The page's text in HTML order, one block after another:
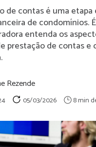
de contas é uma etapa
de condomínios.
entenda os
prestação de contas e
Rezende
05/03/2026